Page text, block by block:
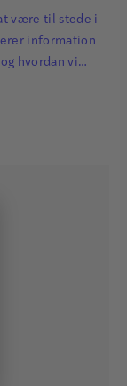
være til stede i
information
hvordan vi
af